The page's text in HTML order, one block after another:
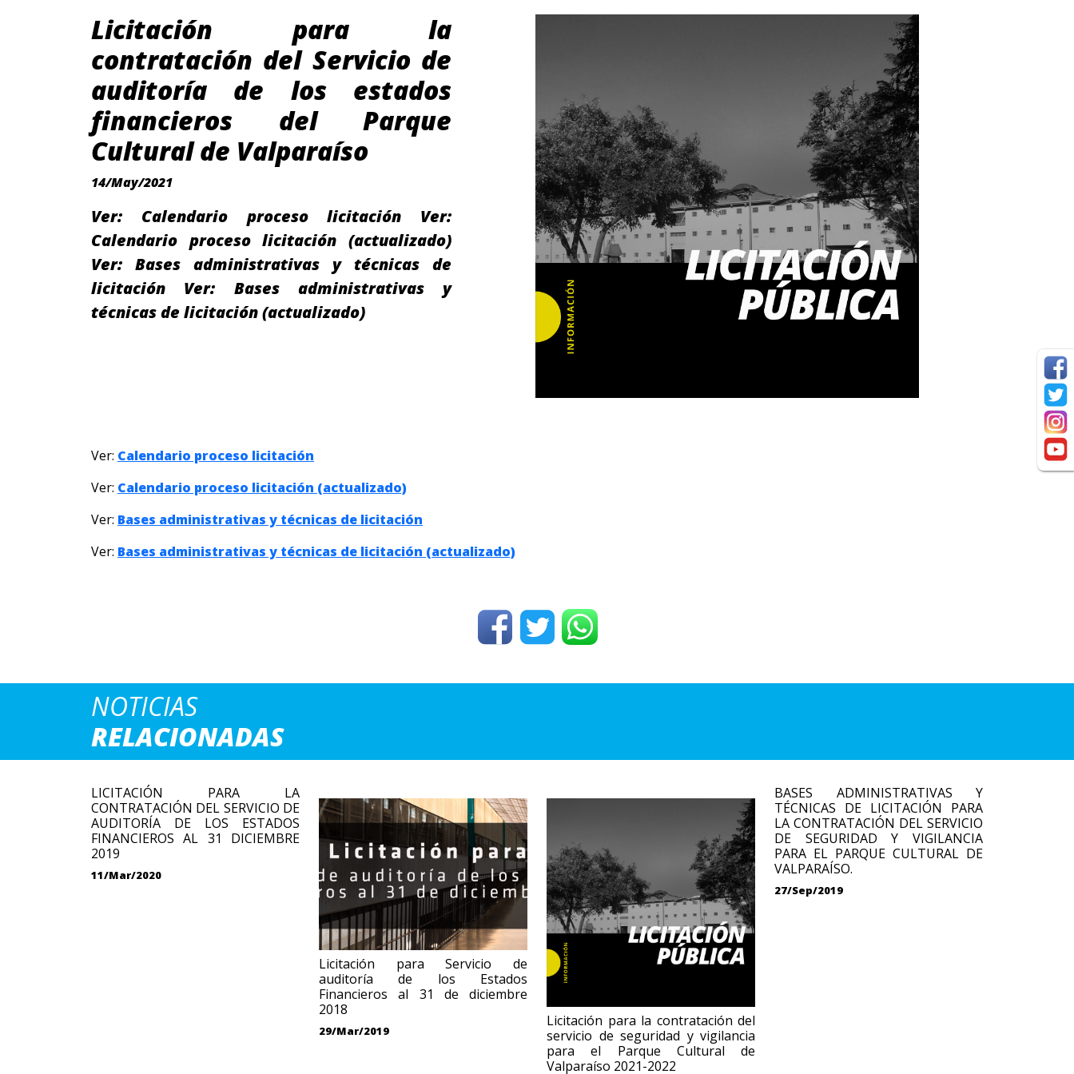
Licitación para la
contratación del Servicio de
auditoría de los estados
financieros del Parque
Cultural de Valparaíso
14/May/2021
Ver: Calendario proceso licitación Ver:
Calendario proceso licitación (actualizado)
Ver: Bases administrativas y técnicas de
licitación Ver: Bases administrativas y
técnicas de licitación (actualizado)
Ver: Calendario proceso licitación
Ver: Calendario proceso licitación (actualizado)
Ver: Bases administrativas y técnicas de licitación
Ver: Bases administrativas y técnicas de licitación (actualizado)
NOTICIAS
RELACIONADAS
LICITACIÓN PARA LA
CONTRATACIÓN DEL SERVICIO DE
AUDITORÍA DE LOS ESTADOS
FINANCIEROS AL 31 DICIEMBRE
2019
11/Mar/2020
Licitación para Servicio de
auditoría de los Estados
Financieros al 31 de diciembre
2018
29/Mar/2019
Licitación para la contratación del
servicio de seguridad y vigilancia
para el Parque Cultural de
Valparaíso 2021-2022
BASES ADMINISTRATIVAS Y
TÉCNICAS DE LICITACIÓN PARA
LA CONTRATACIÓN DEL SERVICIO
DE SEGURIDAD Y VIGILANCIA
PARA EL PARQUE CULTURAL DE
VALPARAÍSO.
27/Sep/2019